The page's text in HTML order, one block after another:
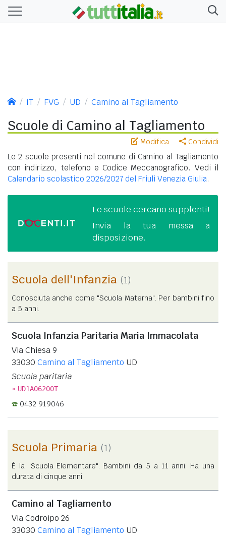
IT FVG UD Camino al Tagliamento
Scuole di Camino al Tagliamento
Modifica Condividi
Le 2 scuole presenti nel comune di Camino al Tagliamento
con indirizzo, telefono e Codice Meccanografico. Vedi il
Calendario scolastico 2026/2027 del Friuli Venezia Giulia.
Le scuole cercano supplenti!
Invia la tua messa a
disposizione.
Scuola dell'Infanzia (1)
Conosciuta anche come "Scuola Materna". Per bambini fino
a 5 anni.
Scuola Infanzia Paritaria Maria Immacolata
Via Chiesa 9
33030 Camino al Tagliamento UD
Scuola paritaria
» UD1A06200T
0432 919046
Scuola Primaria (1)
È la "Scuola Elementare". Bambini da 5 a 11 anni. Ha una
durata di cinque anni.
Camino al Tagliamento
Via Codroipo 26
33030 Camino al Tagliamento UD